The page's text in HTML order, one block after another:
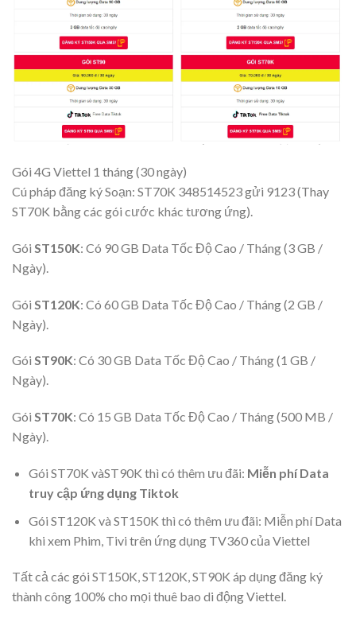
Gói 4G Viettel 1 tháng (30 ngày)
Cú pháp đăng ký Soạn: ST70K 348514523 gửi 9123 (Thay
ST70K bằng các gói cước khác tương ứng).
Gói ST150K: Có 90 GB Data Tốc Độ Cao / Tháng (3 GB /
Ngày).
Gói ST120K: Có 60 GB Data Tốc Độ Cao / Tháng (2 GB /
Ngày).
Gói ST90K: Có 30 GB Data Tốc Độ Cao / Tháng (1 GB /
Ngày).
Gói ST70K: Có 15 GB Data Tốc Độ Cao / Tháng (500 MB /
Ngày).
Gói ST70K vàST90K thì có thêm ưu đãi: Miễn phí Data
truy cập ứng dụng Tiktok
Gói ST120K và ST150K thì có thêm ưu đãi: Miễn phí Data
khi xem Phim, Tivi trên ứng dụng TV360 của Viettel
Tất cả các gói ST150K, ST120K, ST90K áp dụng đăng ký
thành công 100% cho mọi thuê bao di động Viettel.